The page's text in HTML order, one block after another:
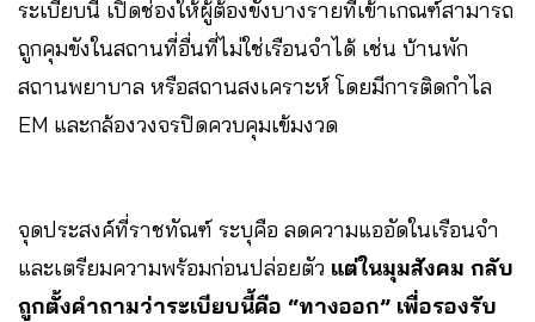
ระเบียบนี้ เปิดช่องให้ผู้ต้องขังบางรายที่เข้าเกณฑ์สามารถ
ถูกคุมขังในสถานที่อื่นที่ไม่ใช่เรือนจำได้ เช่น บ้านพัก
สถานพยาบาล หรือสถานสงเคราะห์ โดยมีการติดกำไล
EM และกล้องวงจรปิดควบคุมเข้มงวด
จุดประสงค์ที่ราชทัณฑ์ ระบุคือ ลดความแออัดในเรือนจำ
และเตรียมความพร้อมก่อนปล่อยตัว แต่ในมุมสังคม กลับ
ถูกตั้งคำถามว่าระเบียบนี้คือ “ทางออก” เพื่อรองรับ